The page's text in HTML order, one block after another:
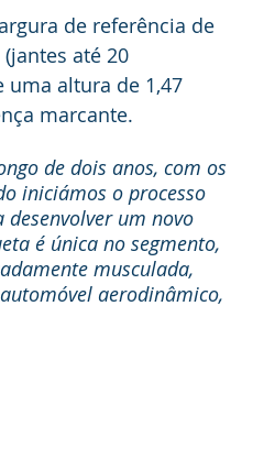
de referência de
até 20
uma altura de 1,47
marcante.
de dois anos, com os
iniciámos o processo
um novo
é única no segmento,
musculada,
aerodinâmico,